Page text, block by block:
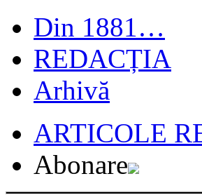
Din 1881…
REDACȚIA
Arhivă
ARTICOLE
Abonare